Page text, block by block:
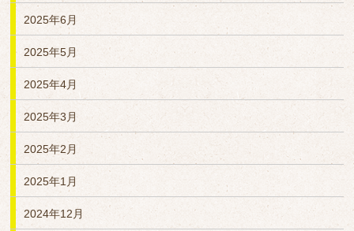
2025年6月
2025年5月
2025年4月
2025年3月
2025年2月
2025年1月
2024年12月